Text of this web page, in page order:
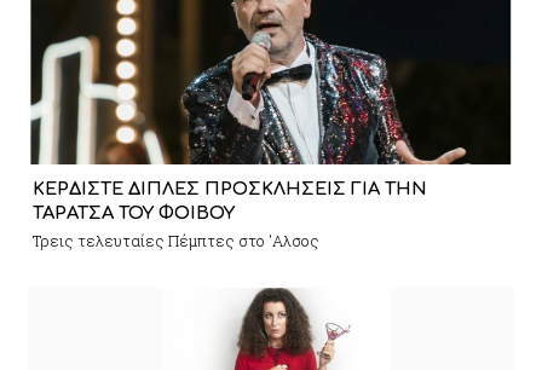
ΚΕΡΔΙΣΤΕ ΔΙΠΛΕΣ ΠΡΟΣΚΛΗΣΕΙΣ ΓΙΑ ΤΗΝ
ΤΑΡΑΤΣΑ ΤΟΥ ΦΟΙΒΟΥ
Τρεις τελευταίες Πέμπτες στο 'Αλσος